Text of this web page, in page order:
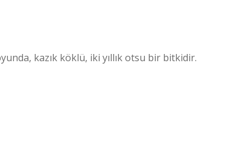
kazık köklü, iki yıllık otsu bir bitkidir.